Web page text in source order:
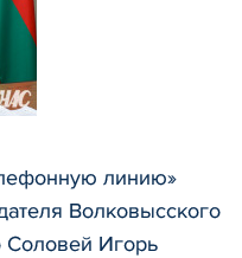
линию»
Волковысского
Соловей Игорь